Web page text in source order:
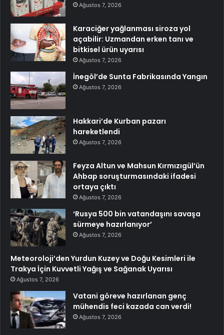
Ağustos 7, 2026
Karaciğer yağlanması siroza yol
açabilir: Uzmandan erken tanı ve
bitkisel ürün uyarısı
Ağustos 7, 2026
İnegöl’de Sunta Fabrikasında Yangın
Ağustos 7, 2026
Hakkari’de Kurban pazarı
hareketlendi
Ağustos 7, 2026
Feyza Altun ve Mahsun Kırmızıgül’ün
Ahbap soruşturmasındaki ifadesi
ortaya çıktı
Ağustos 7, 2026
‘Rusya 500 bin vatandaşını savaşa
sürmeye hazırlanıyor’
Ağustos 7, 2026
Meteoroloji’den Yurdun Kuzey ve Doğu Kesimleri ile
Trakya İçin Kuvvetli Yağış ve Sağanak Uyarısı
Ağustos 7, 2026
Vatani göreve hazırlanan genç
mühendis feci kazada can verdi!
Ağustos 7, 2026